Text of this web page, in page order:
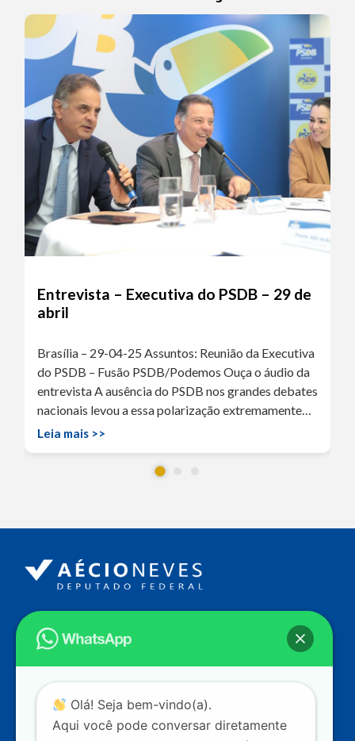
Entrevista – Executiva do PSDB – 29 de
abril
Brasília – 29-04-25 Assuntos: Reunião da Executiva
do PSDB – Fusão PSDB/Podemos Ouça o áudio da
entrevista A ausência do PSDB nos grandes debates
nacionais levou a essa polarização extremamente…
Leia mais >>
Endereço
Câmara dos Deputados
Ed. Principal, Ala C – Gabinete
Contato
dep.aecioneves@camara.leg.br
+55 (61) 3215-5964
Olá! Seja bem-vindo(a).
Aqui você pode conversar diretamente